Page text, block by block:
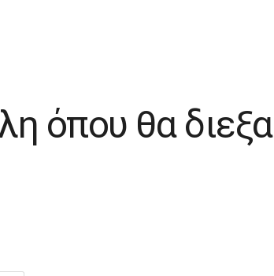
όπου θα